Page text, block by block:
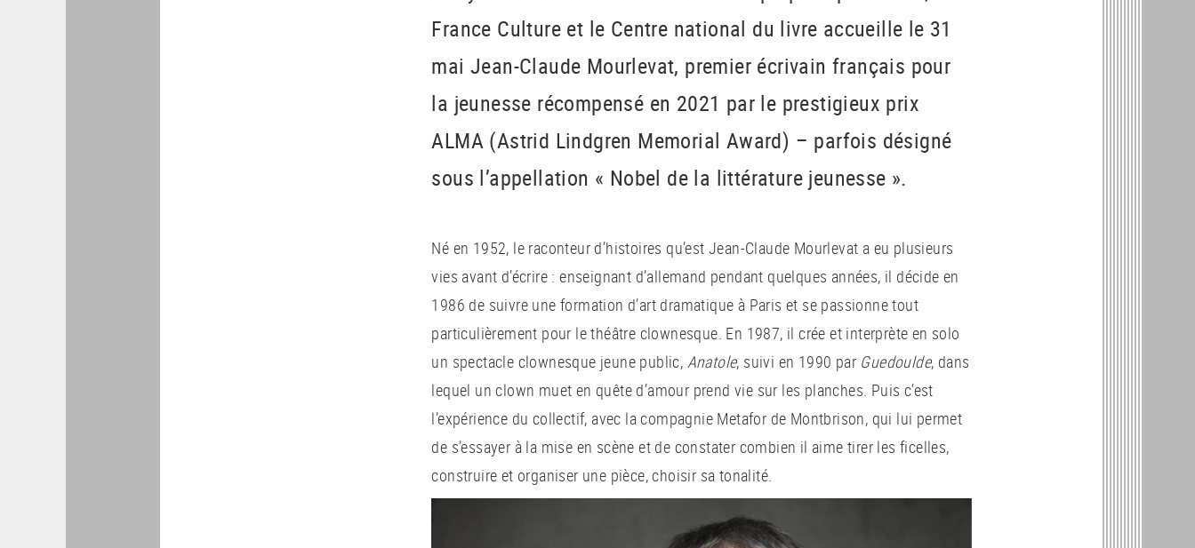
France Culture et le Centre national du livre accueille le 31
mai Jean-Claude Mourlevat, premier écrivain français pour
la jeunesse récompensé en 2021 par le prestigieux prix
ALMA (Astrid Lindgren Memorial Award) – parfois désigné
sous l’appellation « Nobel de la littérature jeunesse ».
Né en 1952, le raconteur d’histoires qu’est Jean-Claude Mourlevat a eu plusieurs
vies avant d’écrire : enseignant d’allemand pendant quelques années, il décide en
1986 de suivre une formation d’art dramatique à Paris et se passionne tout
particulièrement pour le théâtre clownesque. En 1987, il crée et interprète en solo
un spectacle clownesque jeune public, Anatole, suivi en 1990 par Guedoulde, dans
lequel un clown muet en quête d’amour prend vie sur les planches. Puis c’est
l’expérience du collectif, avec la compagnie Metafor de Montbrison, qui lui permet
de s’essayer à la mise en scène et de constater combien il aime tirer les ficelles,
construire et organiser une pièce, choisir sa tonalité.